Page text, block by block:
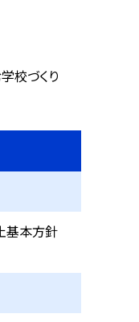
校づくり
基本方針